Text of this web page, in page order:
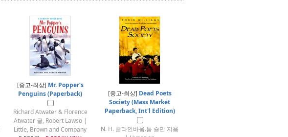
[중고-최상] Mr. Popper‘s
Penguins (Paperback)
Richard Atwater & Florence
Atwater 글, Robert Lawso |
Little, Brown and Company
[중고-최상] Dead Poets
Society (Mass Market
Paperback, Int'l Edition)
N. H. 클라인바움.톰 슐만 지음